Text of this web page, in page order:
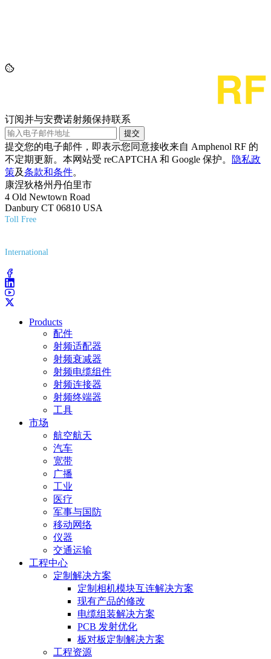
订阅并与安费诺射频保持联系
提交
提交您的电子邮件，即表示您同意接收来自 Amphenol RF 的
不定期更新。本网站受 reCAPTCHA 和 Google 保护。
隐私政
策及条款和条件。
康涅狄格州丹伯里市
4 Old Newtown Road
Danbury CT 06810 USA
Toll Free
International
Products
配件
射频适配器
射频衰减器
射频电缆组件
射频连接器
射频终端器
工具
市场
航空航天
汽车
宽带
广播
工业
医疗
军事与国防
移动网络
仪器
交通运输
工程中心
定制解决方案
定制相机模块互连解决方案
现有产品的修改
电缆组装解决方案
PCB 发射优化
板对板定制解决方案
工程资源